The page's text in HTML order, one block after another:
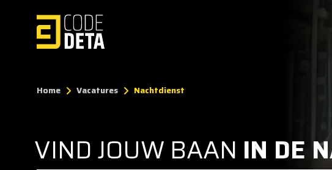
Home Vacatures Nachtdienst
VIND JOUW BAAN IN DE